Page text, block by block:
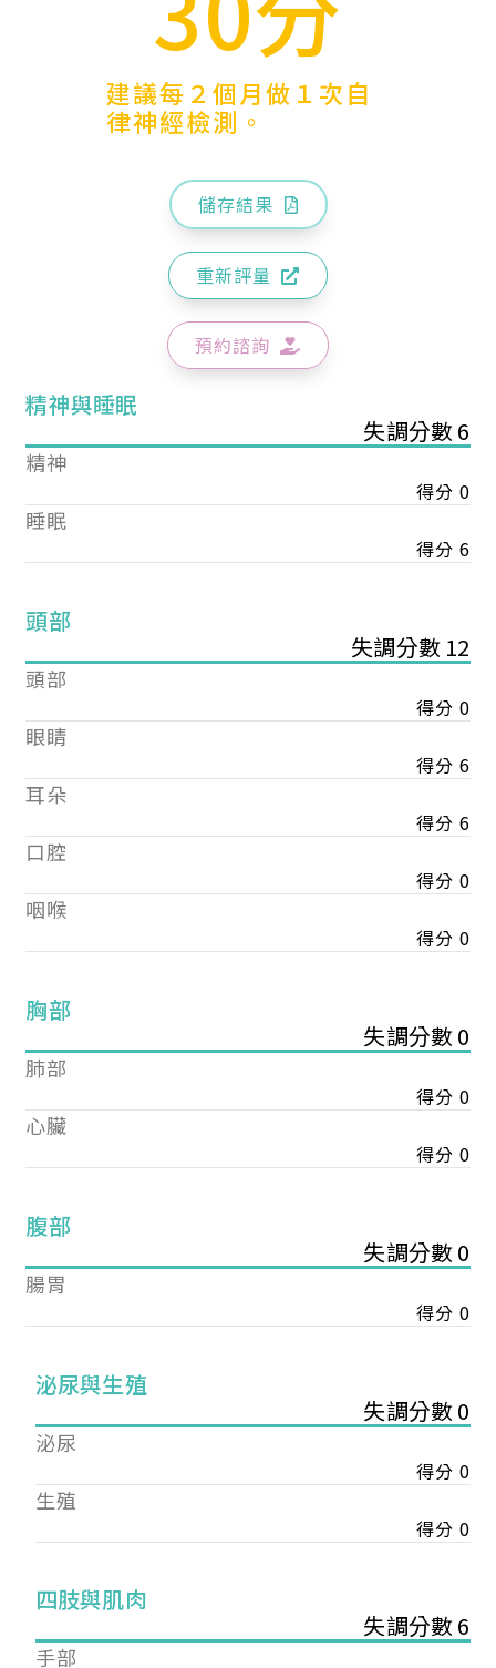
建議每２個月做１次自
律神經檢測。
儲存結果
重新評量
預約諮詢
精神與睡眠
失調分數 6
精神
得分 0
睡眠
得分 6
頭部
失調分數 12
頭部
得分 0
眼睛
得分 6
耳朵
得分 6
口腔
得分 0
咽喉
得分 0
胸部
失調分數 0
肺部
得分 0
心臟
得分 0
腹部
失調分數 0
腸胃
得分 0
泌尿與生殖
失調分數 0
泌尿
得分 0
生殖
得分 0
四肢與肌肉
失調分數 6
手部
您已成功送出會員申請
您好，您的會員申請，已成功送出，經本協會理事